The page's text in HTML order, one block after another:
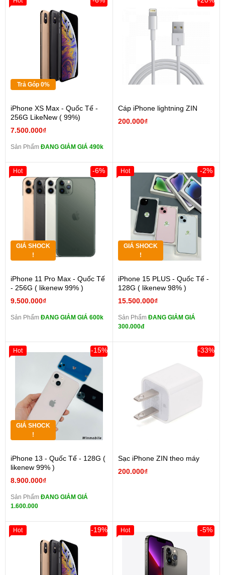
Trả Góp 0%
iPhone XS Max - Quốc Tế -
256G LikeNew ( 99%)
7.500.000₫
Sản Phẩm ĐANG GIẢM GIÁ 490k
Cáp iPhone lightning ZIN
200.000₫
GIÁ SHOCK
!
iPhone 11 Pro Max - Quốc Tế
- 256G ( likenew 99% )
9.500.000₫
-6%
Sản Phẩm ĐANG GIẢM GIÁ 600k
Hot
GIÁ SHOCK
!
iPhone 15 PLUS - Quốc Tế -
128G ( likenew 98% )
15.500.000₫
-2%
Sản Phẩm ĐANG GIẢM GIÁ
300.000đ
Hot
GIÁ SHOCK
!
iPhone 13 - Quốc Tế - 128G (
likenew 99% )
8.900.000₫
-15%
Sản Phẩm ĐANG GIẢM GIÁ
1.600.000
Hot
Sạc iPhone ZIN theo máy
200.000₫
-33%
-19%
Hot -5%
Hot